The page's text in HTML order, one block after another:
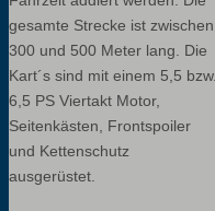
gesamte Strecke ist zwischen
300 und 500 Meter lang. Die
Kart´s sind mit einem 5,5 bzw.
6,5 PS Viertakt Motor,
Seitenkästen, Frontspoiler
und Kettenschutz
ausgerüstet.